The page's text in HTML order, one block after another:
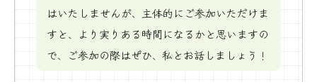
はいたしませんが、主体的にご参加いただけま
すと、より実りある時間になるかと思いますの
で、ご参加の際はぜひ、私とお話しましょう！